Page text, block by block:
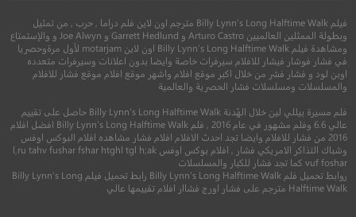
5.4
2014
+16 مترجم
فيلم Billy Lynn’s Long Halftime Walk مترجم اون لاين فلم دراما , حرب , من تمثيل
وبطولة الممثلين العالميين Arturo Castro و Garrett Hedlund و Joe Alwyn و والإستمتاع
ومشاهدة فيلم Billy Lynn’s Long Halftime Walk اون لاين motarjam لأول مرةوحصريا
في فشار فوشار فيشار للافلام سيرفرات خاصة وايضا بدون اعلانات وسيرفرات متعدده
اوبن لود و فشار فشر من خلال اكبر موقع افلام واشهر موقع افلام موقع فشار للافلام
والمسلسلات ومسلسلات فشار الحصرية والعالمية
فلم مسيرة بيللي لين خلال الهُدنة Billy Lynn’s Long Halftime Walk حاصل على تقييم
عالي 6.6 وفلم مشهور في عام 2016 , فلم Billy Lynn’s Long Halftime Walk افضل افلام
2016 من فشار للافلام وايضا تجد احدث الافلام افلام فشار مشاهده افلام البوكس اوفس
وشباك التذاكر الامريكي فشار , افلام بوكس اوفس l,ru tahv fushar fshar htghl tgl h;ak
vuf foshar كما تجد فشار للكبار والمسلسلات
روابط تحميل فلم Billy Lynn’s Long Halftime Walk رابط تحميل فيلم Billy Lynn’s Long
Halftime Walk مترجم على فشار اورج فشاار افلام تقييمها عالي